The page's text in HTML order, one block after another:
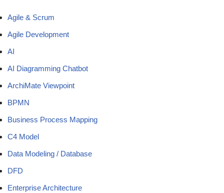
Agile & Scrum
Agile Development
AI
AI Diagramming Chatbot
ArchiMate Viewpoint
BPMN
Business Process Mapping
C4 Model
Data Modeling / Database
DFD
Enterprise Architecture